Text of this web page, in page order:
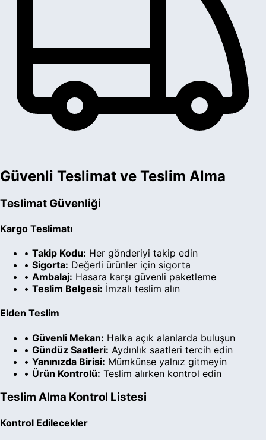
Güvenli Teslimat ve Teslim Alma
Teslimat Güvenliği
Kargo Teslimatı
• Takip Kodu: Her gönderiyi takip edin
• Sigorta: Değerli ürünler için sigorta
• Ambalaj: Hasara karşı güvenli paketleme
• Teslim Belgesi: İmzalı teslim alın
Elden Teslim
• Güvenli Mekan: Halka açık alanlarda buluşun
• Gündüz Saatleri: Aydınlık saatleri tercih edin
• Yanınızda Birisi: Mümkünse yalnız gitmeyin
• Ürün Kontrolü: Teslim alırken kontrol edin
Teslim Alma Kontrol Listesi
Kontrol Edilecekler